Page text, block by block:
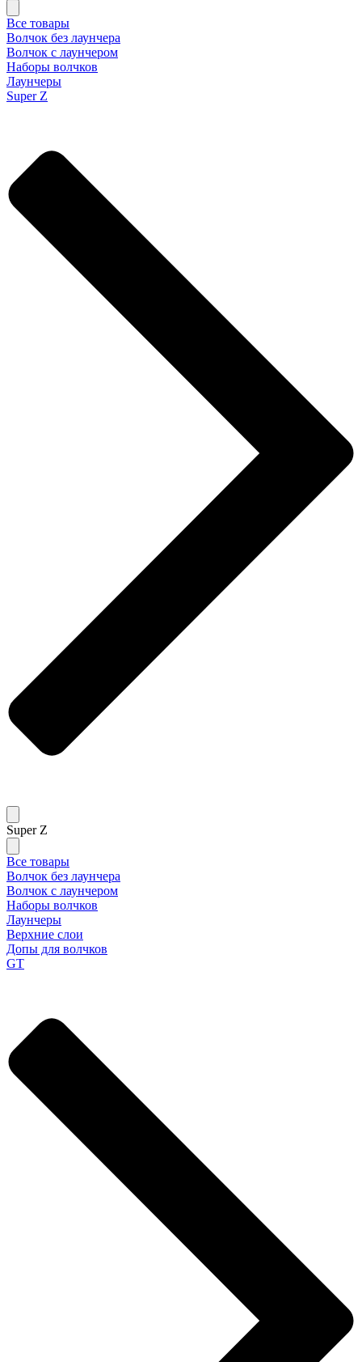
Все товары
Волчок без лаунчера
Волчок с лаунчером
Наборы волчков
Лаунчеры
Super Z
Super Z
Все товары
Волчок без лаунчера
Волчок с лаунчером
Наборы волчков
Лаунчеры
Верхние слои
Допы для волчков
GT